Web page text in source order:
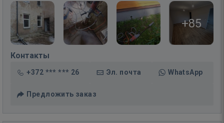
+85
Контакты
+372 *** *** 26 Эл. почта WhatsApp
Предложить заказ